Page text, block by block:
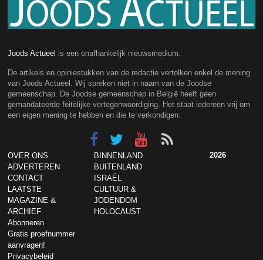
Joods Actueel is een onafhankelijk nieuwsmedium.
De artikels en opiniestukken van de redactie vertolken enkel de mening
van Joods Actueel. Wij spreken niet in naam van de Joodse
gemeenschap. De Joodse gemeenschap in België heeft geen
gemandateerde feitelijke vertegenwoordiging. Het staat iedereen vrij om
een eigen mening te hebben en die te verkondigen.
OVER ONS
ADVERTEREN
CONTACT
LAATSTE
MAGAZINE &
ARCHIEF
Abonneren
Gratis proefnummer
aanvragen!
Privacybeleid
BINNENLAND
BUITENLAND
ISRAËL
CULTUUR &
JODENDOM
HOLOCAUST
2026